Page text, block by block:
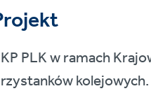
PLK w ramach